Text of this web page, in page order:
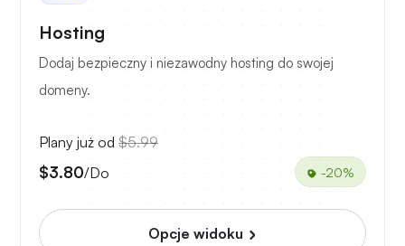
Hosting
Dodaj bezpieczny i niezawodny hosting do swojej
domeny.
Plany już od $5.99
$3.80/Do -20%
Opcje widoku